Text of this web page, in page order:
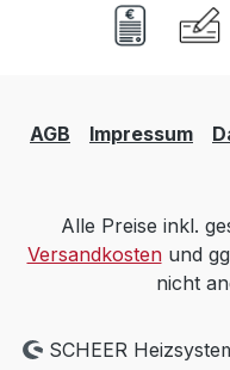
AGB Impressum
Alle Preise inkl.
Versandkostenund
nicht
SCHEER